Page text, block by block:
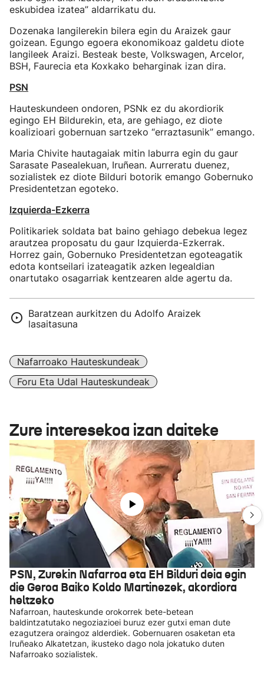
eskubidea izatea” aldarrikatu du.
Dozenaka langilerekin bilera egin du Araizek gaur
goizean. Egungo egoera ekonomikoaz galdetu diote
langileek Araizi. Besteak beste, Volkswagen, Arcelor,
BSH, Faurecia eta Koxkako beharginak izan dira.
PSN
Hauteskundeen ondoren, PSNk ez du akordiorik
egingo EH Bildurekin, eta, are gehiago, ez diote
koalizioari gobernuan sartzeko “erraztasunik” emango.
Maria Chivite hautagaiak mitin laburra egin du gaur
Sarasate Pasealekuan, Iruñean. Aurreratu duenez,
sozialistek ez diote Bilduri botorik emango Gobernuko
Presidentetzan egoteko.
Izquierda-Ezkerra
Politikariek soldata bat baino gehiago debekua legez
arautzea proposatu du gaur Izquierda-Ezkerrak.
Horrez gain, Gobernuko Presidentetzan egoteagatik
edota kontseilari izateagatik azken legealdian
onartutako osagarriak kentzearen alde agertu da.
Baratzean aurkitzen du Adolfo Araizek
lasaitasuna
Nafarroako Hauteskundeak
Foru Eta Udal Hauteskundeak
Zure interesekoa izan daiteke
PSN, Zurekin Nafarroa eta EH Bilduri deia egin
die Geroa Baiko Koldo Martinezek, akordiora
heltzeko
Nafarroan, hauteskunde orokorrek bete-betean
baldintzatutako negoziazioei buruz ezer gutxi eman dute
ezagutzera oraingoz alderdiek. Gobernuaren osaketan eta
Iruñeako Alkatetzan, ikusteko dago nola jokatuko duten
Nafarroako sozialistek.